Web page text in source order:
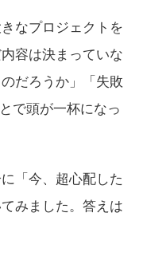
なプロジェクトを
容は決まっていな
だろうか」「失敗
で頭が一杯になっ
「今、超心配した
みました。答えは